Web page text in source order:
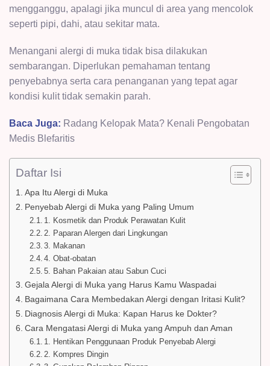
mengganggu, apalagi jika muncul di area yang mencolok
seperti pipi, dahi, atau sekitar mata.
Menangani alergi di muka tidak bisa dilakukan
sembarangan. Diperlukan pemahaman tentang
penyebabnya serta cara penanganan yang tepat agar
kondisi kulit tidak semakin parah.
Baca Juga: Radang Kelopak Mata? Kenali Pengobatan
Medis Blefaritis
Daftar Isi
Apa Itu Alergi di Muka
Penyebab Alergi di Muka yang Paling Umum
1. Kosmetik dan Produk Perawatan Kulit
2. Paparan Alergen dari Lingkungan
3. Makanan
4. Obat-obatan
5. Bahan Pakaian atau Sabun Cuci
Gejala Alergi di Muka yang Harus Kamu Waspadai
Bagaimana Cara Membedakan Alergi dengan Iritasi Kulit?
Diagnosis Alergi di Muka: Kapan Harus ke Dokter?
Cara Mengatasi Alergi di Muka yang Ampuh dan Aman
1. Hentikan Penggunaan Produk Penyebab Alergi
2. Kompres Dingin